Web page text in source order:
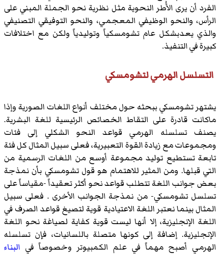
الفرد أن يرى الأُطر النحوية مثل نظرية نحو الجملة المبني على
الرأس، والنحو الوظيفي المعجمي، والنحو التوفيقي التصنيفي
والذي يعدبشكل عام تشومسكياً وتوليدياً ولكن مع اختلافات
كبيرة في التنفيذ.
التسلسل الهرمي لتشومسكي
يشتهر تشومسكي ببحثه حول مختلف أنواع اللغات الصورية وإذا
ماكانت قادرة على التقاط الخصائص الرئيسية للغة البشرية.
يصنف تسلسله الهرمي قواعد النحو الشكلي إلى فئات
ومجموعات مع زيادة القوة التعبيرية، فعلى سبيل المثال كل فئة
تابعة تستطيع توليد مجموعة أوسع من اللغات الرسمية من
التي قبلها. ومن المثير للاهتمام هو قول تشومسكي بأن نمذجة
بعض جوانب اللغة تتطلب قواعد نحو أكثر تعقيداً -مقياساً على
تسلسل تشومسكي- من نمذجة الجوانب الأخرى . فعلى سبيل
المثال بينما نعتبر اللغة الاعتيادية قوية لتصيغ قواعد الصرف في
اللغة الإنجليزية، إلا أنها ليست قوية كفاية لصياغة نحو اللغة
الإنجليزية. إضافة إلى كونها متصلة باللسانيات، فإن تسلسله
الهرمي أصبح مهماً في علم الكمبيوتر وخصوصاً في البناء